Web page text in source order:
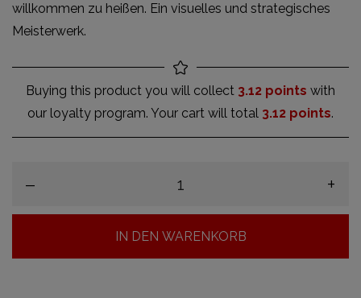
willkommen zu heißen. Ein visuelles und strategisches
Meisterwerk.
Buying this product you will collect 3.12 points with
our loyalty program. Your cart will total 3.12 points.
– +
IN DEN WARENKORB